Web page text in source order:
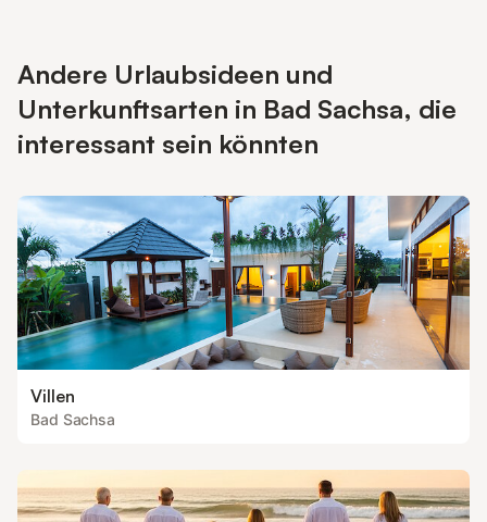
Andere Urlaubsideen und
Unterkunftsarten in Bad Sachsa, die
interessant sein könnten
Villen
Bad Sachsa